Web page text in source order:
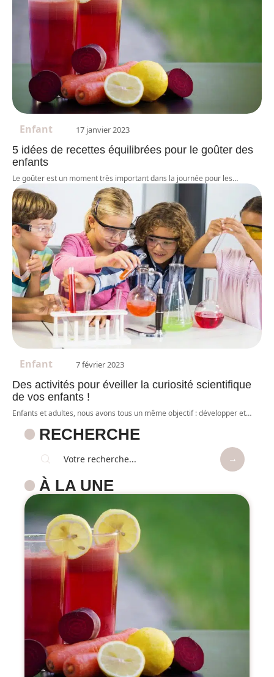
Enfant 17 janvier 2023
5 idées de recettes équilibrées pour le goûter des
enfants
Le goûter est un moment très important dans la journée pour les…
Enfant 7 février 2023
Des activités pour éveiller la curiosité scientifique
de vos enfants !
Enfants et adultes, nous avons tous un même objectif : développer et…
RECHERCHE
À LA UNE